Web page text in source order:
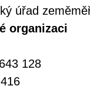
úřad
organizaci
128